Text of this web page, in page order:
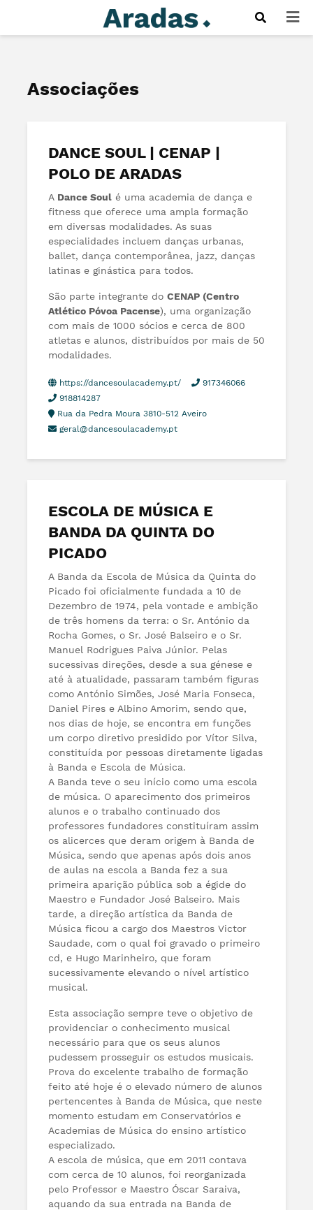
Associações
DANCE SOUL | CENAP |
POLO DE ARADAS
A Dance Soul é uma academia de dança e
fitness que oferece uma ampla formação
em diversas modalidades. As suas
especialidades incluem danças urbanas,
ballet, dança contemporânea, jazz, danças
latinas e ginástica para todos.
São parte integrante do CENAP (Centro
Atlético Póvoa Pacense), uma organização
com mais de 1000 sócios e cerca de 800
atletas e alunos, distribuídos por mais de 50
modalidades.
https://dancesoulacademy.pt/
917346066
918814287
Rua da Pedra Moura 3810-512 Aveiro
geral@dancesoulacademy.pt
ESCOLA DE MÚSICA E
BANDA DA QUINTA DO
PICADO
A Banda da Escola de Música da Quinta do
Picado foi oficialmente fundada a 10 de
Dezembro de 1974, pela vontade e ambição
de três homens da terra: o Sr. António da
Rocha Gomes, o Sr. José Balseiro e o Sr.
Manuel Rodrigues Paiva Júnior. Pelas
sucessivas direções, desde a sua génese e
até à atualidade, passaram também figuras
como António Simões, José Maria Fonseca,
Daniel Pires e Albino Amorim, sendo que,
nos dias de hoje, se encontra em funções
um corpo diretivo presidido por Vítor Silva,
constituída por pessoas diretamente ligadas
à Banda e Escola de Música.
A Banda teve o seu início como uma escola
de música. O aparecimento dos primeiros
alunos e o trabalho continuado dos
professores fundadores constituíram assim
os alicerces que deram origem à Banda de
Música, sendo que apenas após dois anos
de aulas na escola a Banda fez a sua
primeira aparição pública sob a égide do
Maestro e Fundador José Balseiro. Mais
tarde, a direção artística da Banda de
Música ficou a cargo dos Maestros Victor
Saudade, com o qual foi gravado o primeiro
cd, e Hugo Marinheiro, que foram
sucessivamente elevando o nível artístico
musical.
Esta associação sempre teve o objetivo de
providenciar o conhecimento musical
necessário para que os seus alunos
pudessem prosseguir os estudos musicais.
Prova do excelente trabalho de formação
feito até hoje é o elevado número de alunos
pertencentes à Banda de Música, que neste
momento estudam em Conservatórios e
Academias de Música do ensino artístico
especializado.
A escola de música, que em 2011 contava
com cerca de 10 alunos, foi reorganizada
pelo Professor e Maestro Óscar Saraiva,
aquando da sua entrada na Banda de